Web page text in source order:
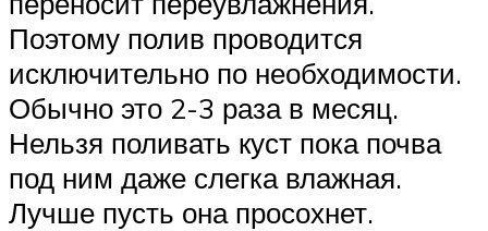
Поэтому полив проводится
исключительно по необходимости.
Обычно это 2-3 раза в месяц.
Нельзя поливать куст пока почва
под ним даже слегка влажная.
Лучше пусть она просохнет.